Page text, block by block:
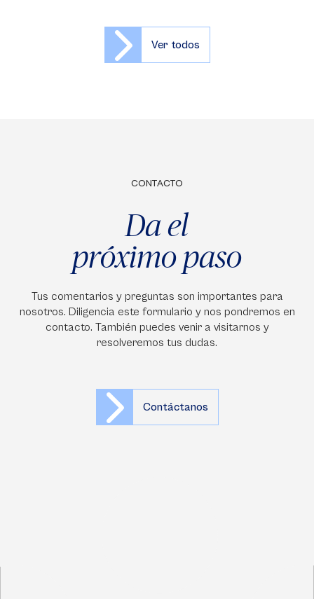
Ver todos
CONTACTO
Da el
próximo paso
Tus comentarios y preguntas son importantes para
nosotros. Diligencia este formulario y nos pondremos en
contacto. También puedes venir a visitarnos y
resolveremos tus dudas.
Contáctanos